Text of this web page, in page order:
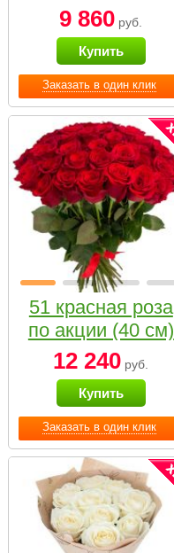
Заказать в один клик
9 860 руб.
Купить
Заказать в один клик
51 красная роза
по акции (40 см)
12 240 руб.
Купить